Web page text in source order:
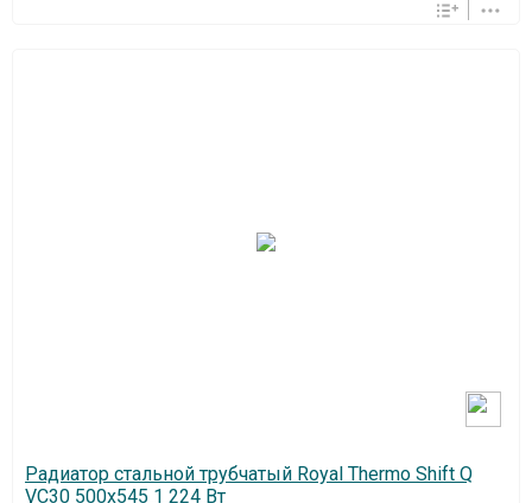
Радиатор стальной трубчатый Royal Thermo Shift Q
VC30 500x545 1 224 Вт